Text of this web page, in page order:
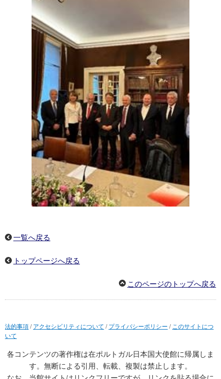
一覧へ戻る
トップページへ戻る
このページのトップへ戻る
法的事項 / アクセシビリティについて / プライバシーポリシー / このサイトにつ
いて
各コンテンツの著作権は在ポルトガル日本国大使館に帰属しま
す。無断による引用、転載、複製は禁止します。